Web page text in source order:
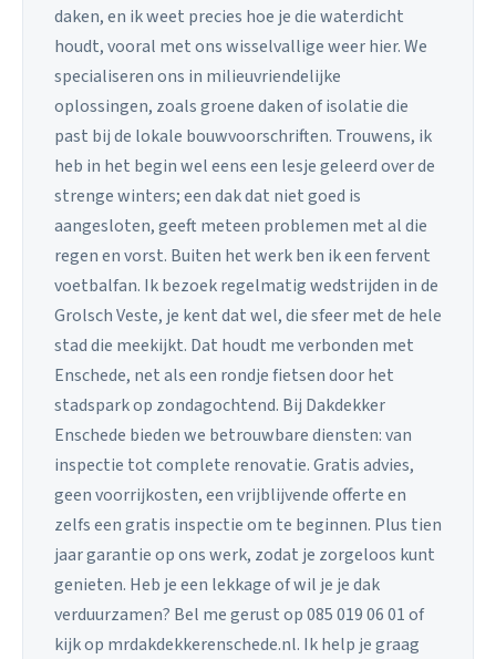
daken, en ik weet precies hoe je die waterdicht
houdt, vooral met ons wisselvallige weer hier. We
specialiseren ons in milieuvriendelijke
oplossingen, zoals groene daken of isolatie die
past bij de lokale bouwvoorschriften. Trouwens, ik
heb in het begin wel eens een lesje geleerd over de
strenge winters; een dak dat niet goed is
aangesloten, geeft meteen problemen met al die
regen en vorst. Buiten het werk ben ik een fervent
voetbalfan. Ik bezoek regelmatig wedstrijden in de
Grolsch Veste, je kent dat wel, die sfeer met de hele
stad die meekijkt. Dat houdt me verbonden met
Enschede, net als een rondje fietsen door het
stadspark op zondagochtend. Bij Dakdekker
Enschede bieden we betrouwbare diensten: van
inspectie tot complete renovatie. Gratis advies,
geen voorrijkosten, een vrijblijvende offerte en
zelfs een gratis inspectie om te beginnen. Plus tien
jaar garantie op ons werk, zodat je zorgeloos kunt
genieten. Heb je een lekkage of wil je je dak
verduurzamen? Bel me gerust op 085 019 06 01 of
kijk op mrdakdekkerenschede.nl. Ik help je graag